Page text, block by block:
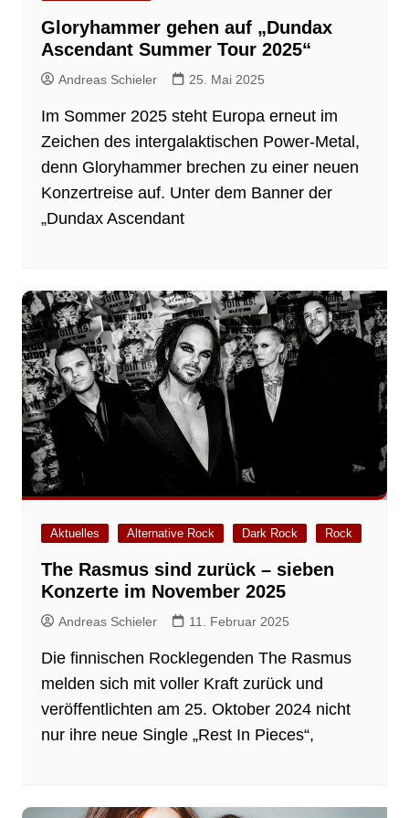
Gloryhammer gehen auf „Dundax
Ascendant Summer Tour 2025“
Andreas Schieler 25. Mai 2025
Im Sommer 2025 steht Europa erneut im
Zeichen des intergalaktischen Power-Metal,
denn Gloryhammer brechen zu einer neuen
Konzertreise auf. Unter dem Banner der
„Dundax Ascendant
Aktuelles Alternative Rock Dark Rock Rock
The Rasmus sind zurück – sieben
Konzerte im November 2025
Andreas Schieler 11. Februar 2025
Die finnischen Rocklegenden The Rasmus
melden sich mit voller Kraft zurück und
veröffentlichten am 25. Oktober 2024 nicht
nur ihre neue Single „Rest In Pieces“,